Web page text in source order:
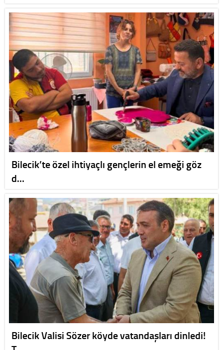
Bilecik’te özel ihtiyaçlı gençlerin el emeği göz
d…
Bilecik Valisi Sözer köyde vatandaşları dinledi!